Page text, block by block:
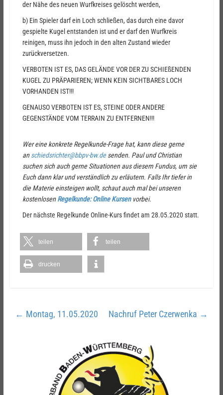
der Nähe des neuen Wurfkreises gelöscht werden,
b) Ein Spieler darf ein Loch schließen, das durch eine davor
gespielte Kugel entstanden ist und er darf den Wurfkreis
reinigen, muss ihn jedoch in den alten Zustand wieder
zurückversetzen.
VERBOTEN IST ES, DAS GELÄNDE VOR DER ZU SCHIEßENDEN
KUGEL ZU PRÄPARIEREN; WENN KEIN SICHTBARES LOCH
VORHANDEN IST!!!
GENAUSO VERBOTEN IST ES, STEINE ODER ANDERE
GEGENSTÄNDE VOM TERRAIN ZU ENTFERNEN!!!
Wer eine konkrete Regelkunde-Frage hat, kann diese gerne
anschiedsrichter@bbpv-bw.desenden. Paul und Christian
suchen sich auch gerne Situationen aus diesem Fundus, um sie
Euch dann klar und verständlich zu erläutern. Falls Ihr tiefer in
die Materie einsteigen wollt, schaut auch mal bei unseren
kostenlosenRegelkunde: Online Kursenvorbei.
Der nächste Regelkunde Online-Kurs findet am 28.05.2020 statt.
teilen teilen
drucken
← Montag, 11.05.2020 Nachruf Peter Czerwenka →